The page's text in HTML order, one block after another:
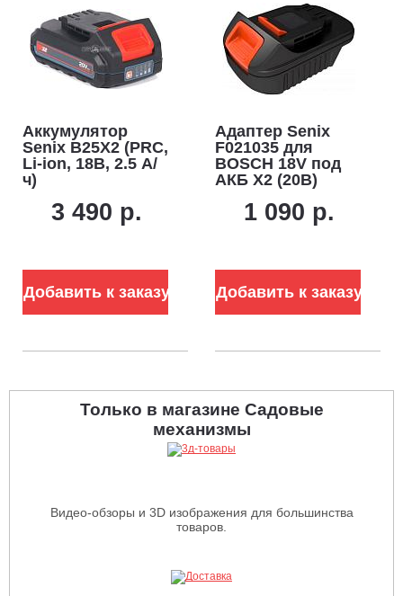
Аккумулятор
Senix B25X2 (PRC,
Li-ion, 18В, 2.5 А/
ч)
3 490 р.
Добавить к заказу
Адаптер Senix
F021035 для
BOSCH 18V под
АКБ X2 (20В)
1 090 р.
Добавить к заказу
Только в магазине Садовые
механизмы
Видео-обзоры и 3D изображения для большинства
товаров.